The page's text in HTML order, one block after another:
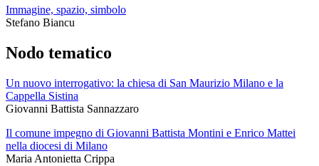
Immagine, spazio, simbolo
Stefano Biancu
Nodo tematico
Un nuovo interrogativo: la chiesa di San Maurizio Milano e la
Cappella Sistina
Giovanni Battista Sannazzaro
Il comune impegno di Giovanni Battista Montini e Enrico Mattei
nella diocesi di Milano
Maria Antonietta Crippa